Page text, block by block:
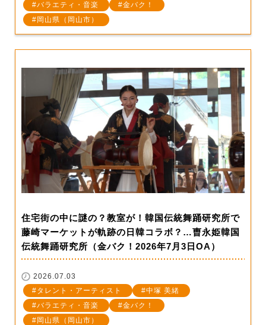
バラエティ・音楽
金バク！
岡山県（岡山市）
住宅街の中に謎の？教室が！韓国伝統舞踊研究所で
藤崎マーケットが軌跡の日韓コラボ？…曺永姫韓国
伝統舞踊研究所（金バク！2026年7月3日OA）
2026.07.03
タレント・アーティスト
中塚 美緒
バラエティ・音楽
金バク！
岡山県（岡山市）